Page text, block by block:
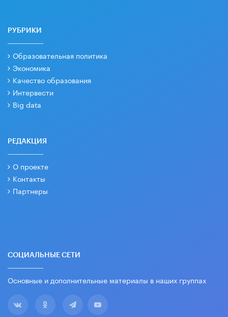
РУБРИКИ
Образовательная политика
Экономика
Качество образования
Интервести
Big data
РЕДАКЦИЯ
О проекте
Контакты
Партнеры
СОЦИАЛЬНЫЕ СЕТИ
Основные и дополнительные материалы в наших группах